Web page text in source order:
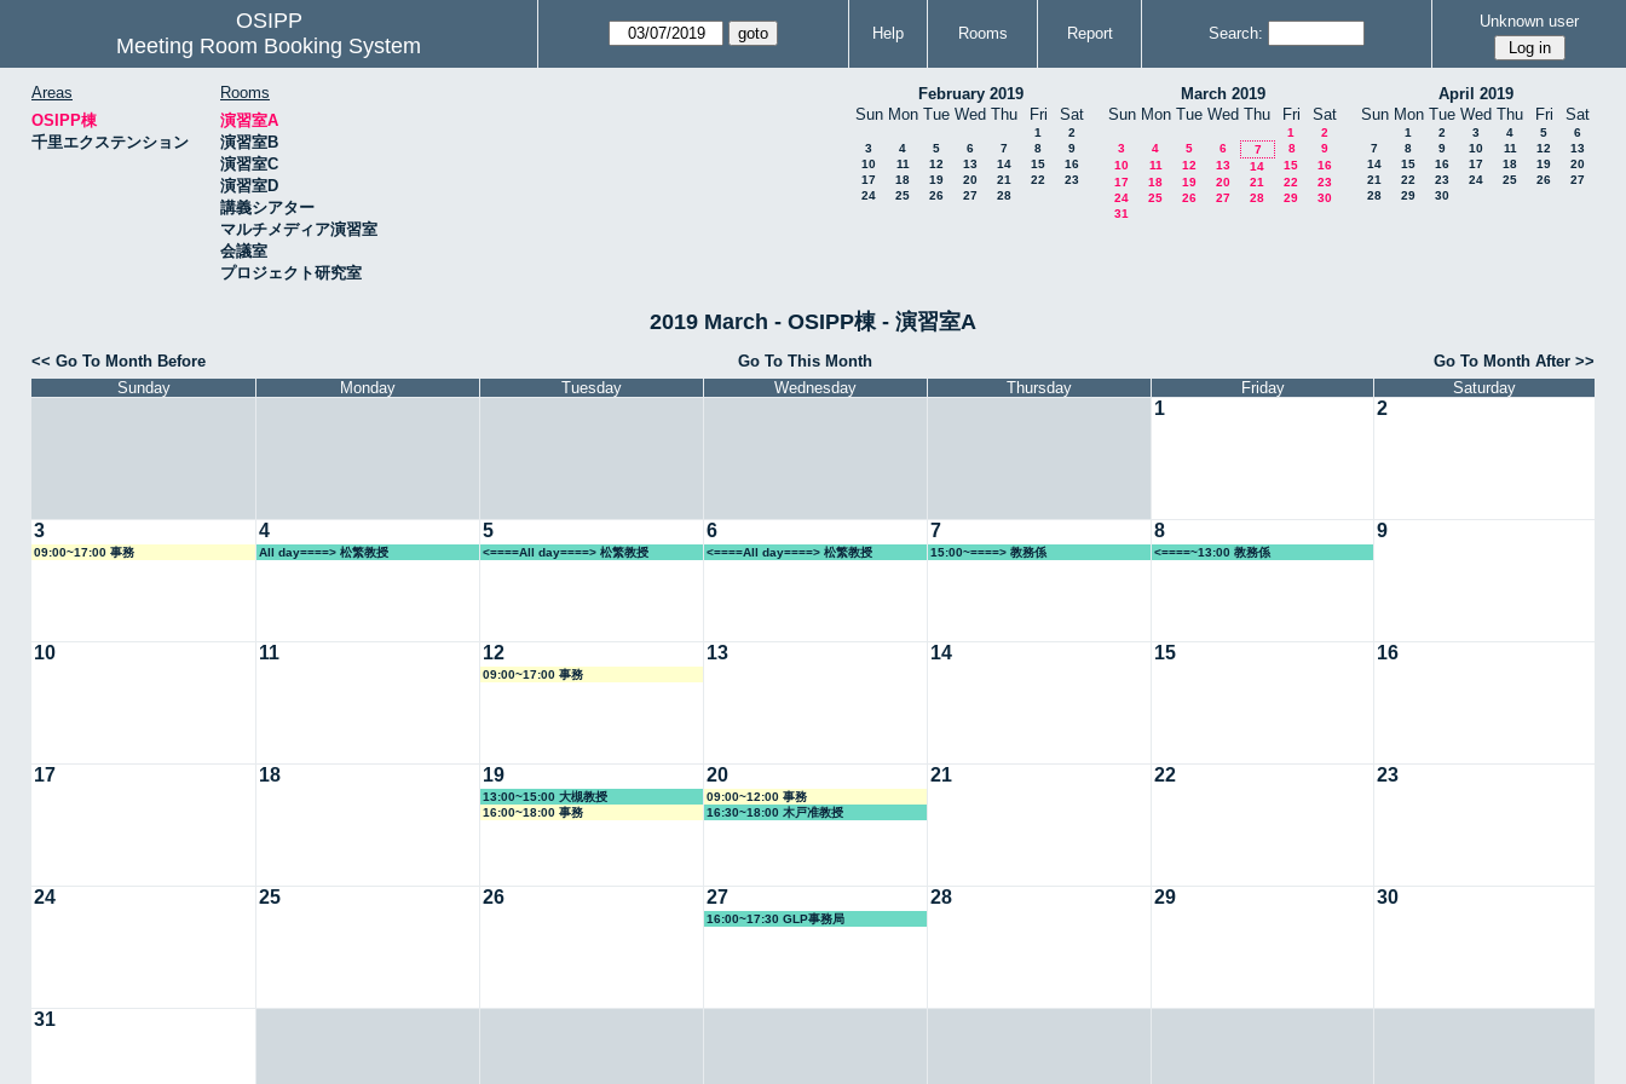
OSIPP
Meeting Room Booking System
Help Rooms Report Search:
Unknown user
Areas
OSIPP棟
千里エクステンション
Rooms
演習室A
演習室B
演習室C
演習室D
講義シアター
マルチメディア演習室
会議室
プロジェクト研究室
February 2019
Sun Mon Tue Wed Thu Fri Sat
1
2
3
4 5 6 7 8
9
10
11 12 13 14 15
16
17
18 19 20 21 22
23
24
25 26 27 28
March 2019
Sun Mon Tue Wed Thu Fri Sat
1
2
3
4 5 6 7 8
9
10
11 12 13 14 15
16
17
18 19 20 21 22
23
24
25 26 27 28 29
30
31
April 2019
Sun Mon Tue Wed Thu Fri Sat
1 2 3 4 5
6
7
8 9 10 11 12
13
14
15 16 17 18 19
20
21
22 23 24 25 26
27
28
29 30
2019 March - OSIPP棟 - 演習室A
<< Go To Month Before Go To This Month
Go To Month After >>
Sunday
Monday Tuesday Wednesday Thursday Friday Saturday
1 2
3
09:00~17:00 事務
4
All day====> 松繁教授
5
<====All day====> 松繁教授
6
<====All day====> 松繁教授
7
15:00~====> 教務係
8
<====~13:00 教務係
9
10 11 12
09:00~17:00 事務
13 14 15 16
17 18 19
13:00~15:00 大槻教授
16:00~18:00 事務
20
09:00~12:00 事務
16:30~18:00 木戸准教授
21 22 23
24 25 26 27
16:00~17:30 GLP事務局
28 29 30
31